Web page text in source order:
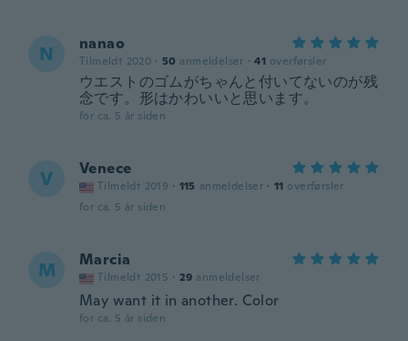
N nanao
Tilmeldt 2020 · 50 anmeldelser · 41 overførsler
ウエストのゴムがちゃんと付いてないのが残
念です。形はかわいいと思います。
for ca. 5 år siden
V Venece
Tilmeldt 2019 · 115 anmeldelser · 11 overførsler
for ca. 5 år siden
M Marcia
Tilmeldt 2015 · 29 anmeldelser
May want it in another. Color
for ca. 5 år siden